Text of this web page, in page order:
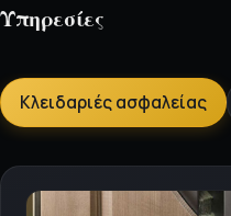
Υπηρεσίες
Επιλέξτε
υπηρεσία
Κλειδαριές ασφαλείας